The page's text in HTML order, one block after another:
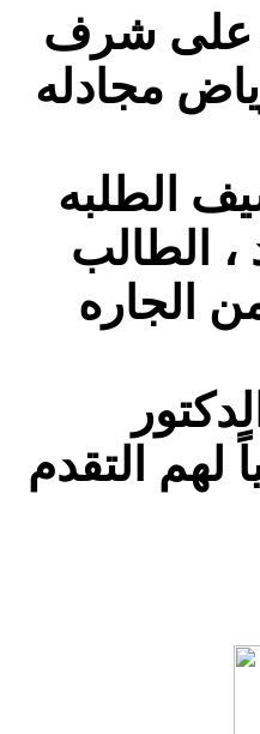
على شرف
مجادله
الطلبه
، الطالب
الجاره
لهم التقدم